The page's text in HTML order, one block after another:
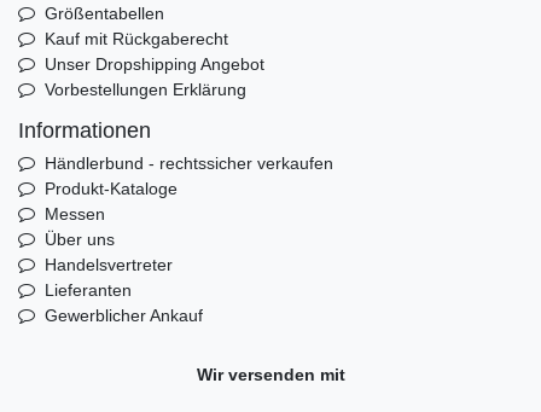
Größentabellen
Kauf mit Rückgaberecht
Unser Dropshipping Angebot
Vorbestellungen Erklärung
Informationen
Händlerbund - rechtssicher verkaufen
Produkt-Kataloge
Messen
Über uns
Handelsvertreter
Lieferanten
Gewerblicher Ankauf
Wir versenden mit